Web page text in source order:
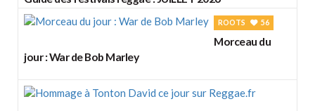
ROOTS 56
Morceau du
jour : War de Bob Marley